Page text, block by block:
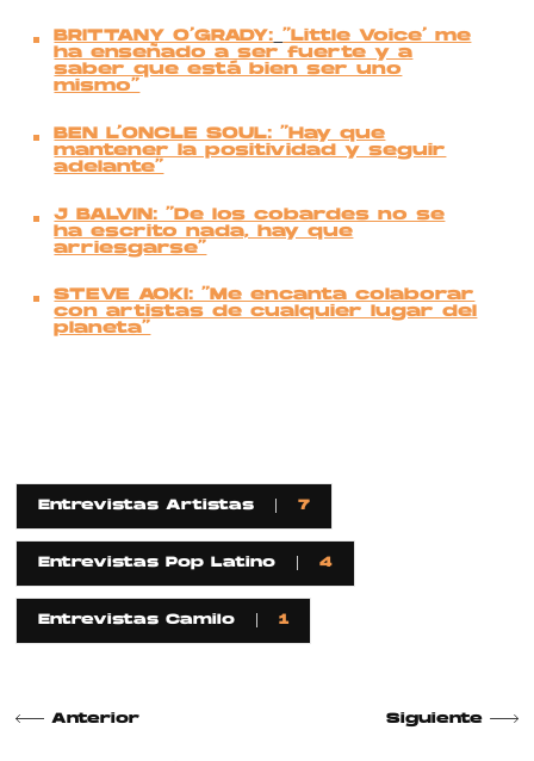
BRITTANY O’GRADY:
“Little Voice’ me
ha enseñado a ser fuerte y a
saber que está bien ser uno
mismo”
BEN L’ONCLE SOUL: “Hay que
mantener la positividad y seguir
adelante”
J BALVIN: “De los cobardes no se
ha escrito nada, hay que
arriesgarse”
STEVE AOKI: “Me encanta colaborar
con artistas de cualquier lugar del
planeta”
Entrevistas Artistas 7
Entrevistas Pop Latino 4
Entrevistas Camilo 1
Anterior Siguiente